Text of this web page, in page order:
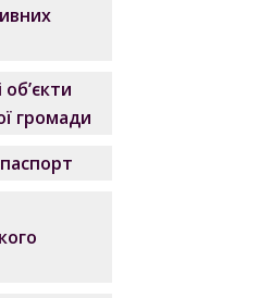
об’єкти
громади